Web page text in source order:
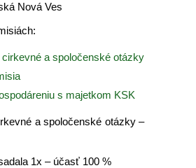
Nová Ves
cirkevné a spoločenské otázky
s majetkom KSK
a spoločenské otázky –
1x – účasť 100 %